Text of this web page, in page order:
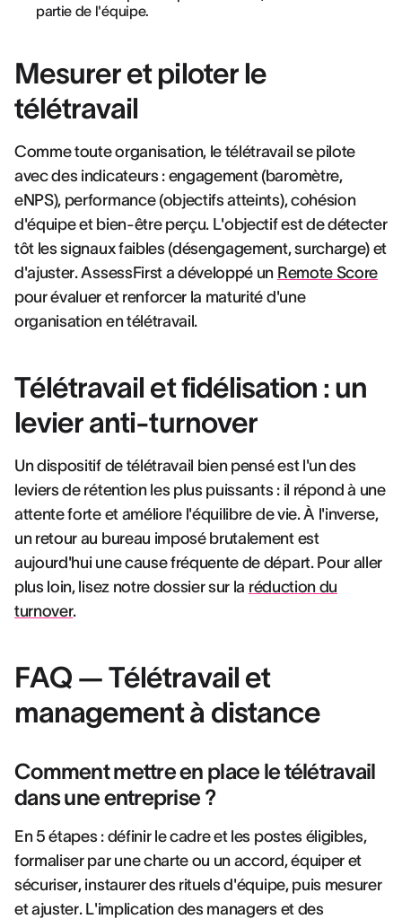
partie de l'équipe.
Mesurer et piloter le
télétravail
Comme toute organisation, le télétravail se pilote
avec des indicateurs : engagement (baromètre,
eNPS), performance (objectifs atteints), cohésion
d'équipe et bien-être perçu. L'objectif est de détecter
tôt les signaux faibles (désengagement, surcharge) et
d'ajuster. AssessFirst a développé un Remote Score
pour évaluer et renforcer la maturité d'une
organisation en télétravail.
Télétravail et fidélisation : un
levier anti-turnover
Un dispositif de télétravail bien pensé est l'un des
leviers de rétention les plus puissants : il répond à une
attente forte et améliore l'équilibre de vie. À l'inverse,
un retour au bureau imposé brutalement est
aujourd'hui une cause fréquente de départ. Pour aller
plus loin, lisez notre dossier sur la réduction du
turnover.
FAQ — Télétravail et
management à distance
Comment mettre en place le télétravail
dans une entreprise ?
En 5 étapes : définir le cadre et les postes éligibles,
formaliser par une charte ou un accord, équiper et
sécuriser, instaurer des rituels d'équipe, puis mesurer
et ajuster. L'implication des managers et des